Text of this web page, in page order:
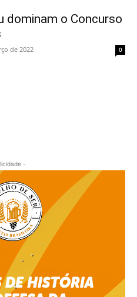
dominam o Concurso
de 2022 0
-